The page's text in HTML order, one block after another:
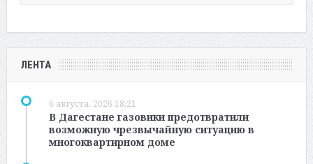
ЛЕНТА
6 августа, 2026 18:21
В Дагестане газовики предотвратили
возможную чрезвычайную ситуацию в
многоквартирном доме